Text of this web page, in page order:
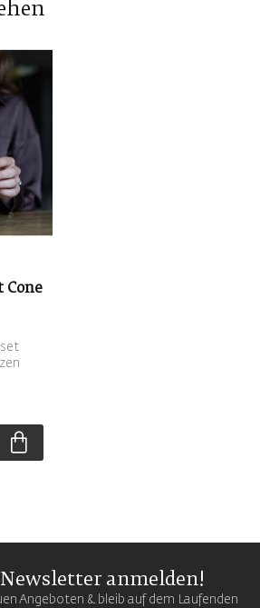
Cone
anmelden!
Angeboten & bleib auf dem Laufenden